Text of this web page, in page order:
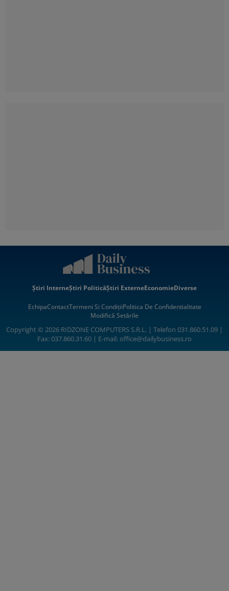
Știri InterneȘtiri PoliticăȘtiri ExterneEconomieDiverse
EchipaContactTermeni Si CondițiiPolitica De Confidentialitate
Modifică Setările
Copyright © 2026 RIDZONE COMPUTERS S.R.L. | Telefon 031.860.51.09 |
Fax: 037.860.31.60 | E-mail:office@dailybusiness.ro